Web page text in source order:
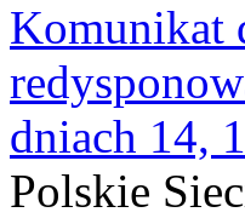
Komunikat
dniach 14,
Polskie